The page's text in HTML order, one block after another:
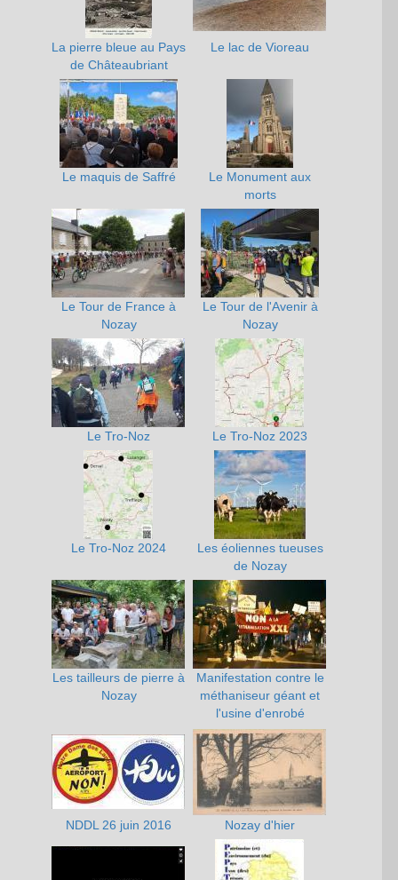
La pierre bleue au Pays
de Châteaubriant
Le lac de Vioreau
Le maquis de Saffré
Le Monument aux
morts
Le Tour de France à
Nozay
Le Tour de l'Avenir à
Nozay
Le Tro-Noz Le Tro-Noz 2023
Le Tro-Noz 2024
Les éoliennes tueuses
de Nozay
Les tailleurs de pierre à
Nozay
Manifestation contre le
méthaniseur géant et
l'usine d'enrobé
NDDL 26 juin 2016 Nozay d'hier